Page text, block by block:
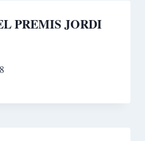
PREMIS JORDI